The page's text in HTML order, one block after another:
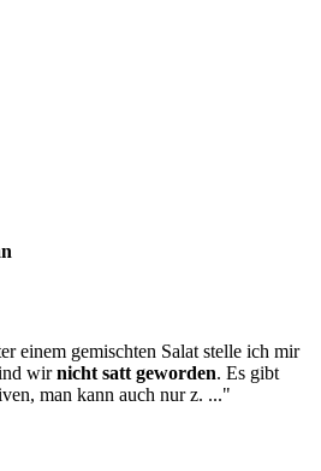
einem gemischten Salat stelle ich mir
wirnicht satt geworden. Es gibt
man kann auch nur z. ..."